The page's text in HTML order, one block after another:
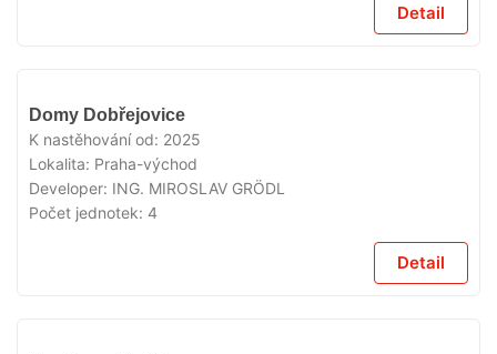
Detail
Domy Dobřejovice
K nastěhování od: 2025
Lokalita: Praha-východ
Developer: ING. MIROSLAV GRÖDL
Počet jednotek: 4
Detail